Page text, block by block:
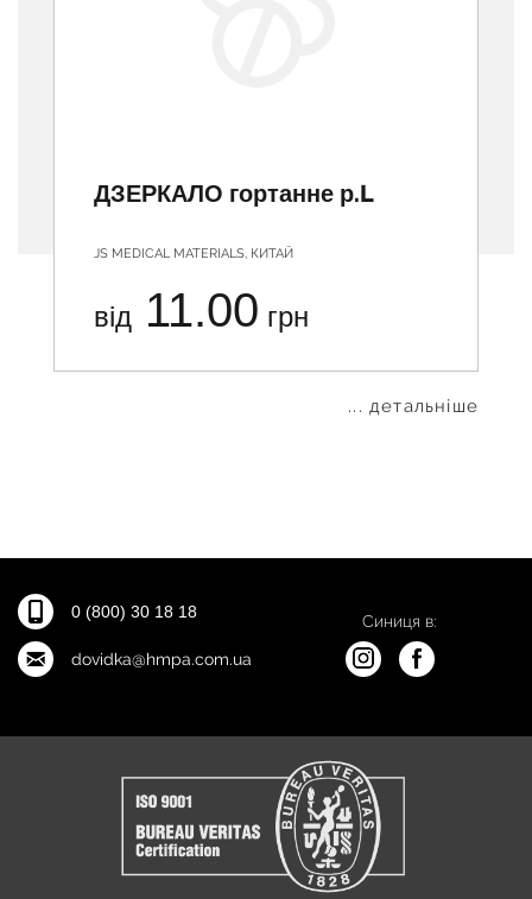
ДЗЕРКАЛО гортанне р.L
JS MEDICAL MATERIALS, КИТАЙ
від 11.00 грн
... детальніше
0 (800) 30 18 18
dovidka@hmpa.com.ua
Синиця в: